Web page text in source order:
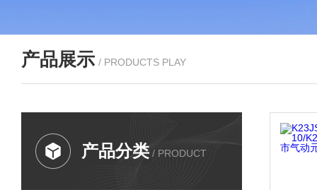
产品展示 / PRODUCTS PLAY
产品分类 / PRODUCT